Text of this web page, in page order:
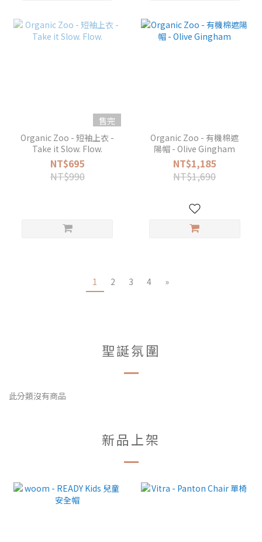
售完
Organic Zoo - 短袖上衣 -
Take it Slow. Flow.
NT$695
NT$990
Organic Zoo - 有機棉遮
陽帽 - Olive Gingham
NT$1,185
NT$1,690
1 2 3 4 »
聖誕氛圍
此分類沒有商品
新品上架